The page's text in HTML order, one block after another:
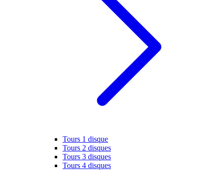
Tours 1 disque
Tours 2 disques
Tours 3 disques
Tours 4 disques